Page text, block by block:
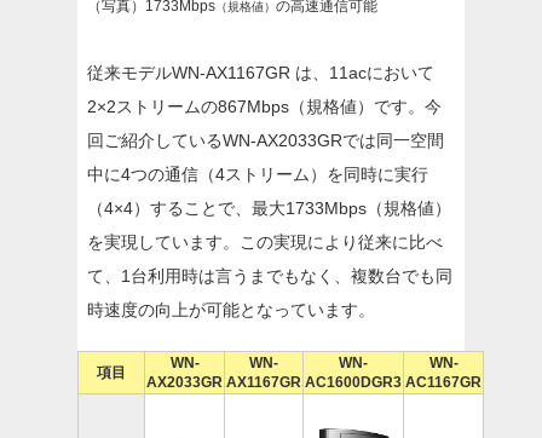
（写真）1733Mbps （規格値） の高速通信可能
従来モデルWN-AX1167GR は、11acにおいて
2×2ストリームの867Mbps（規格値）です。今
回ご紹介しているWN-AX2033GRでは同一空間
中に4つの通信（4ストリーム）を同時に実行
（4×4）することで、最大1733Mbps（規格値）
を実現しています。この実現により従来に比べ
て、1台利用時は言うまでもなく、複数台でも同
時速度の向上が可能となっています。
項目
WN-
AX2033GR
WN-
AX1167GR
WN-
AC1600DGR3
WN-
AC1167GR